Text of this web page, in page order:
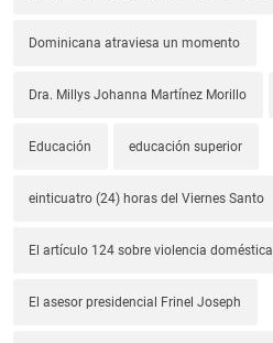
Dominicana atraviesa un momento
Dra. Millys Johanna Martínez Morillo
Educación educación superior
einticuatro (24) horas del Viernes Santo
El artículo 124 sobre violencia doméstica
El asesor presidencial Frinel Joseph